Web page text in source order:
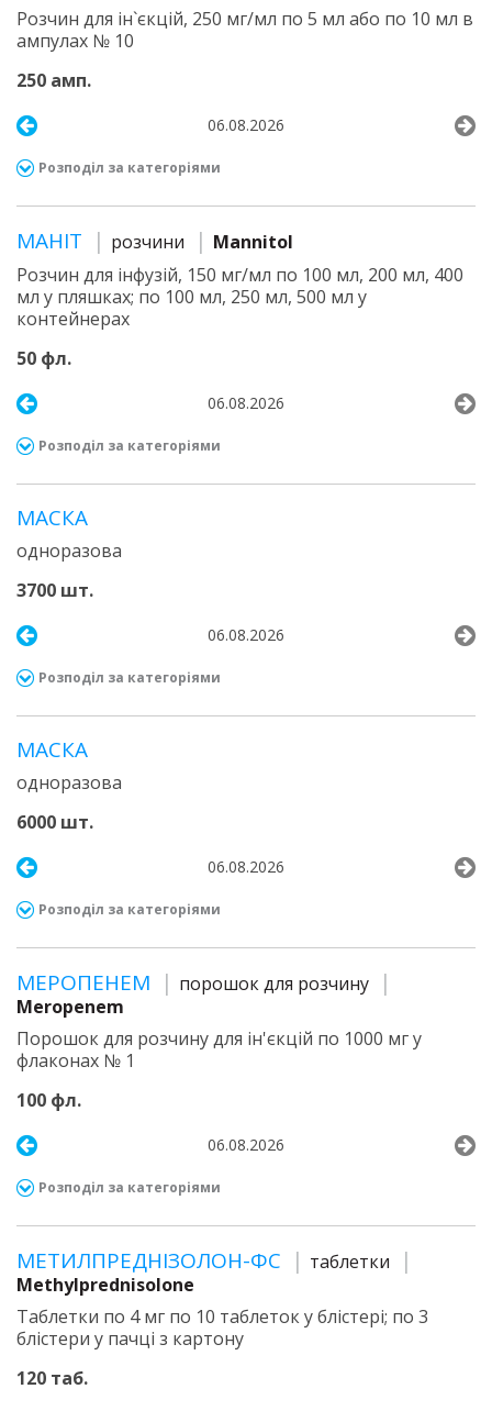
Розчин для ін`єкцій, 250 мг/мл по 5 мл або по 10 мл в
ампулах № 10
250 амп.
06.08.2026
Розподіл за категоріями
МАНІТ розчини
Mannitol
Розчин для інфузій, 150 мг/мл по 100 мл, 200 мл, 400
мл у пляшках; по 100 мл, 250 мл, 500 мл у
контейнерах
50 фл.
06.08.2026
Розподіл за категоріями
МАСКА
одноразова
3700 шт.
06.08.2026
Розподіл за категоріями
МАСКА
одноразова
6000 шт.
06.08.2026
Розподіл за категоріями
МЕРОПЕНЕМ
порошок для розчину
Meropenem
Порошок для розчину для ін'єкцій по 1000 мг у
флаконах № 1
100 фл.
06.08.2026
Розподіл за категоріями
МЕТИЛПРЕДНІЗОЛОН-ФС
таблетки
Methylprednisolone
Таблетки по 4 мг по 10 таблеток у блістері; по 3
блістери у пачці з картону
120 таб.